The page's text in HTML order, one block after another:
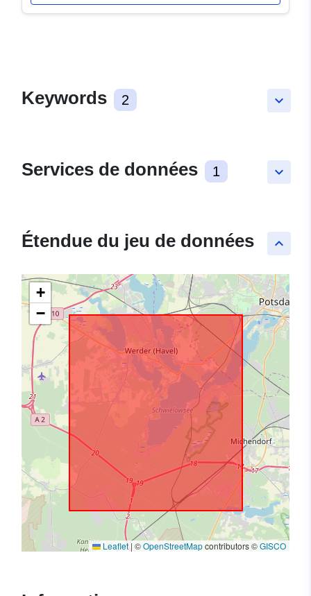
keyboard_arrow_down
Keywords 2
keyboard_arrow_down
Services de données 1
keyboard_arrow_up
Étendue du jeu de données
+
−
Leaflet | ©OpenStreetMapcontributors ©GISCO